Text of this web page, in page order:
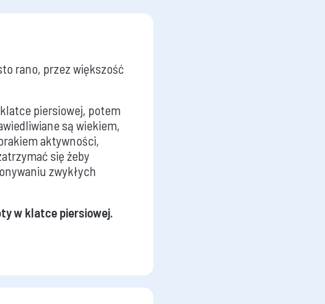
rano, przez większość
piersiowej, potem
są wiekiem,
aktywności,
się żeby
zwykłych
w klatce piersiowej.